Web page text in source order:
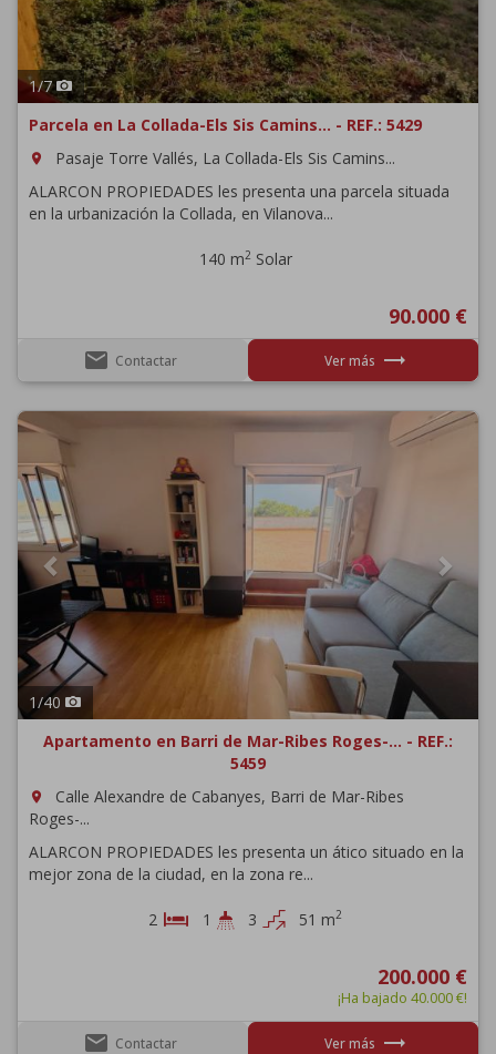
1/7
Parcela en La Collada-Els Sis Camins... - REF.: 5429
room
Pasaje Torre Vallés, La Collada-Els Sis Camins...
ALARCON PROPIEDADES les presenta una parcela situada
en la urbanización la Collada, en Vilanova...
140 m2 Solar
90.000 €
email Contactar Ver más trending_flat
Previous Next
1/40
Apartamento en Barri de Mar-Ribes Roges-... - REF.:
5459
room
Calle Alexandre de Cabanyes, Barri de Mar-Ribes
Roges-...
ALARCON PROPIEDADES les presenta un ático situado en la
mejor zona de la ciudad, en la zona re...
2 1 3 51 m2
200.000 €
¡Ha bajado 40.000 €!
email Contactar Ver más trending_flat